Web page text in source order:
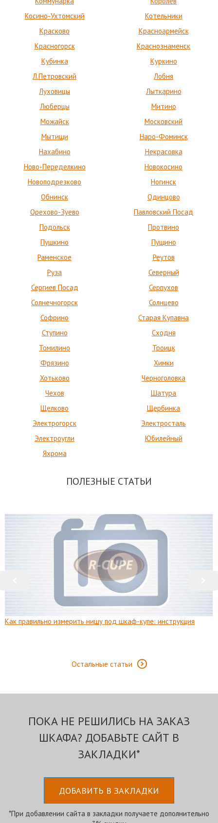
Косино-Ухтомский
Котельники
Красково
Красноармейск
Красногорск
Краснознаменск
Кубинка
Куркино
Л.Петровский
Лобня
Луховицы
Лыткарино
Люберцы
Митино
Можайск
Московский
Мытищи
Наро-Фоминск
Нахабино
Некрасовка
Ново-Переделкино
Новокосино
Новоподрезково
Ногинск
Обнинск
Одинцово
Орехово-Зуево
Павловский Посад
Подольск
Протвино
Пушкино
Пущино
Раменское
Реутов
Руза
Северный
Сергиев Посад
Серпухов
Солнечногорск
Солнцево
Софрино
Старая Купавна
Ступино
Сходня
Томилино
Троицк
Фрязино
Химки
Хотьково
Черноголовка
Чехов
Шатура
Щелково
Щербинка
Электрогорск
Электросталь
Электроугли
Юбилейный
Яхрома
ПОЛЕЗНЫЕ СТАТЬИ
Как правильно измерить нишу под шкаф-купе: инструкция
Остальные статьи
ПОКА НЕ РЕШИЛИСЬ НА ЗАКАЗ
ШКАФА? ДОБАВЬТЕ САЙТ В
ЗАКЛАДКИ*
ДОБАВИТЬ В ЗАКЛАДКИ
*При добавлении сайта в закладки получаете дополнительно